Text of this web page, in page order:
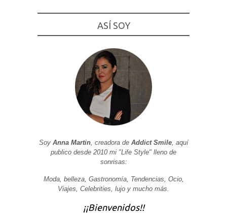
ASÍ SOY
Soy Anna Martin, creadora de Addict Smile, aquí
publico desde 2010 mi "Life Style" lleno de
sonrisas:
Moda, belleza, Gastronomía, Tendencias, Ocio,
Viajes, Celebrities, lujo y mucho más.
¡¡Bienvenidos!!
y estructura
de la web, en